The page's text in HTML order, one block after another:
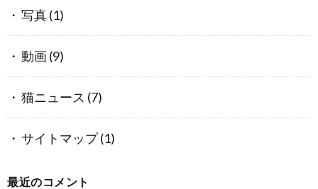
写真(1)
動画(9)
猫ニュース (7)
サイトマップ(1)
最近のコメント